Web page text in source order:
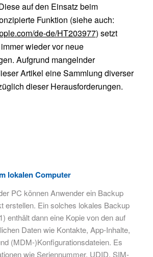
auf den Einsatz beim
Funktion (siehe auch:
de-de/HT203977) setzt
wieder vor neue
Aufgrund mangelnder
Artikel eine Sammlung diverser
dieser Herausforderungen.
lokalen Computer
PC können Anwender ein Backup
erstellen. Ein solches lokales Backup
enthält dann eine Kopie von den auf
Daten wie Kontakte, App-Inhalte,
(MDM-)Konfigurationsdateien. Es
wie Seriennummer, UDID, SIM-